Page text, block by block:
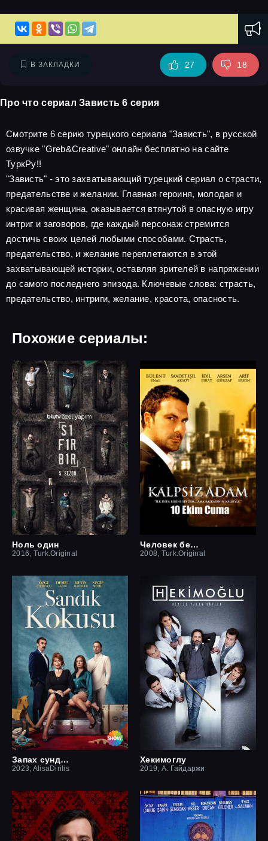
В ЗАКЛАДКИ 27 18
Про что сериал Зависть 6 серия
Смотрите 6 серию турецкого сериала "Зависть", в русской
озвучке "Greb&Creative" онлайн бесплатно на сайте
ТуркРу!!
"Зависть" - это захватывающий турецкий сериал о страсти,
предательстве и желании. Главная героиня, молодая и
красивая женщина, оказывается втянутой в опасную игру
интриг и заговоров, где каждый персонаж стремится
достичь своих целей любыми способами. Страсть,
предательство, и желание переплетаются в этой
захватывающей истории, оставляя зрителей в напряжении
до самого последнего эпизода. Ключевые слова: страсть,
предательство, интриги, желание, красота, опасность.
Похожие сериалы:
Ноль один
2016, Turk.Original
Человек без сердца
2008, Turk.Original
Запах сундука
2023, AlisaDirilis
Хекимоглу
2019, А. Гайдаржи